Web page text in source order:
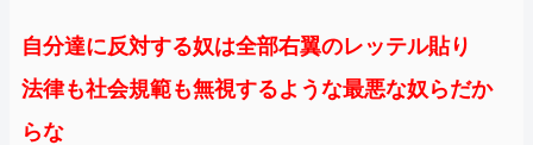
自分達に反対する奴は全部右翼のレッテル貼り
法律も社会規範も無視するような最悪な奴らだか
らな